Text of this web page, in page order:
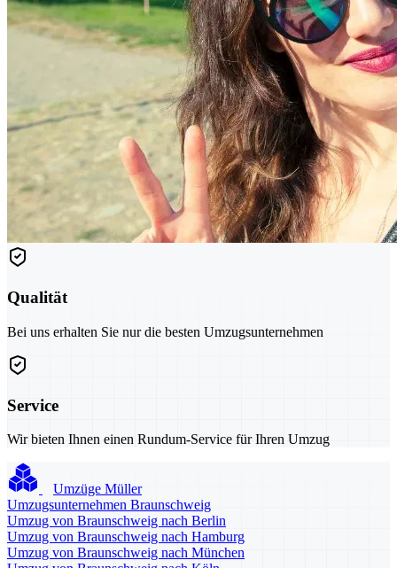
Qualität
Bei uns erhalten Sie nur die besten Umzugsunternehmen
Service
Wir bieten Ihnen einen Rundum-Service für Ihren Umzug
Umzüge Müller
Umzugsunternehmen Braunschweig
Umzug von Braunschweig nach Berlin
Umzug von Braunschweig nach Hamburg
Umzug von Braunschweig nach München